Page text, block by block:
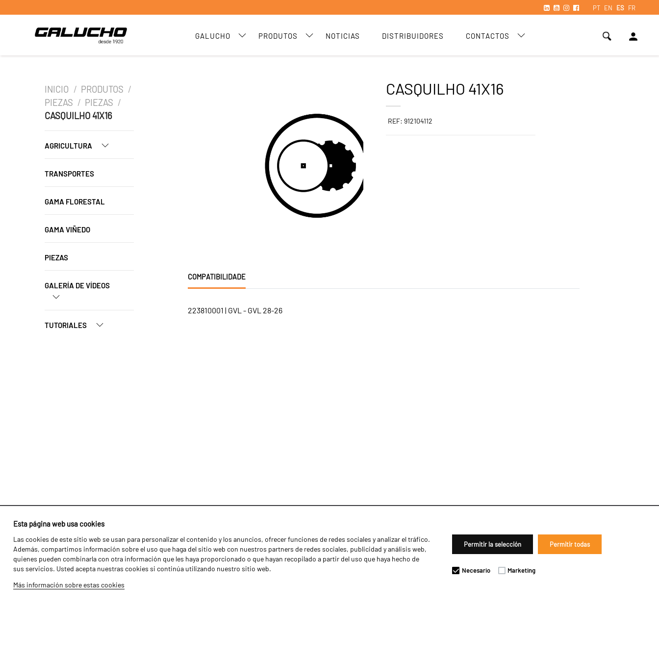
PT EN ES FR
GALUCHO PRODUTOS NOTICIAS DISTRIBUIDORES CONTACTOS person
Esta página web usa cookies
Las cookies de este sitio web se usan para personalizar el contenido y los anuncios, ofrecer funciones de redes sociales y analizar el tráfico.
Además, compartimos información sobre el uso que haga del sitio web con nuestros partners de redes sociales, publicidad y análisis web,
quienes pueden combinarla con otra información que les haya proporcionado o que hayan recopilado a partir del uso que haya hecho de
sus servicios. Usted acepta nuestras cookies si continúa utilizando nuestro sitio web.
Más información sobre estas cookies
Permitir la selección Permitir todas
Necesario Marketing
INICIO / PRODUTOS /
PIEZAS / PIEZAS /
CASQUILHO 41X16
AGRICULTURA
TRANSPORTES
GAMA FLORESTAL
GAMA VIÑEDO
PIEZAS
GALERÍA DE VÍDEOS
TUTORIALES
CASQUILHO 41X16
REF: 912104112
COMPATIBILIDADE
223810001 | GVL - GVL 28-26
Identidad
Historia
Fábrica / Producción
Recursos Humanos
Agricultura
Transportes
Gama Florestal
Noticias
Distribuidores
Contactos